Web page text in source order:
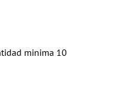
minima 10